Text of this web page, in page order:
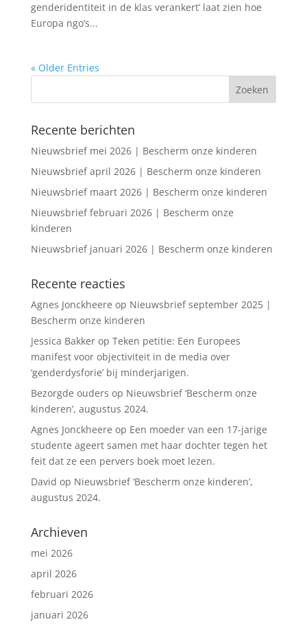
genderidentiteit in de klas verankert’ laat zien hoe
Europa ngo’s...
« Older Entries
Recente berichten
Nieuwsbrief mei 2026 | Bescherm onze kinderen
Nieuwsbrief april 2026 | Bescherm onze kinderen
Nieuwsbrief maart 2026 | Bescherm onze kinderen
Nieuwsbrief februari 2026 | Bescherm onze
kinderen
Nieuwsbrief januari 2026 | Bescherm onze kinderen
Recente reacties
Agnes Jonckheere op Nieuwsbrief september 2025 |
Bescherm onze kinderen
Jessica Bakkerop Teken petitie: Een Europees
manifest voor objectiviteit in de media over
‘genderdysforie’ bij minderjarigen.
Bezorgde ouders op Nieuwsbrief ‘Bescherm onze
kinderen’, augustus 2024.
Agnes Jonckheere op Een moeder van een 17-jarige
studente ageert samen met haar dochter tegen het
feit dat ze een pervers boek moet lezen.
David op Nieuwsbrief ‘Bescherm onze kinderen’,
augustus 2024.
Archieven
mei 2026
april 2026
februari 2026
januari 2026